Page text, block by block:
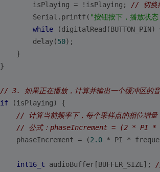
isPlaying = !isPlaying;
// 切换
Serial.
printf ( "按钮按下，播放
while (digitalRead
delay(50);
}
// 3. 如果正在播放，计算并输出一个缓冲区的
if (isPlaying) {
// 计算当前频率下，每个采样点的相位增量
// 公式：phaseIncrement = (2 * PI *
phaseIncrement = (
2.0 * PI *
int16_t audioBuffer[BUFFER_SIZE];